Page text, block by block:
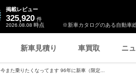
※新車カタログのある自動車
掲載レビュー
325,920 件
2026.08.08 時点
新車見積り 車買取 ニ
今また乗りたくなってます 96年に新車（限定...